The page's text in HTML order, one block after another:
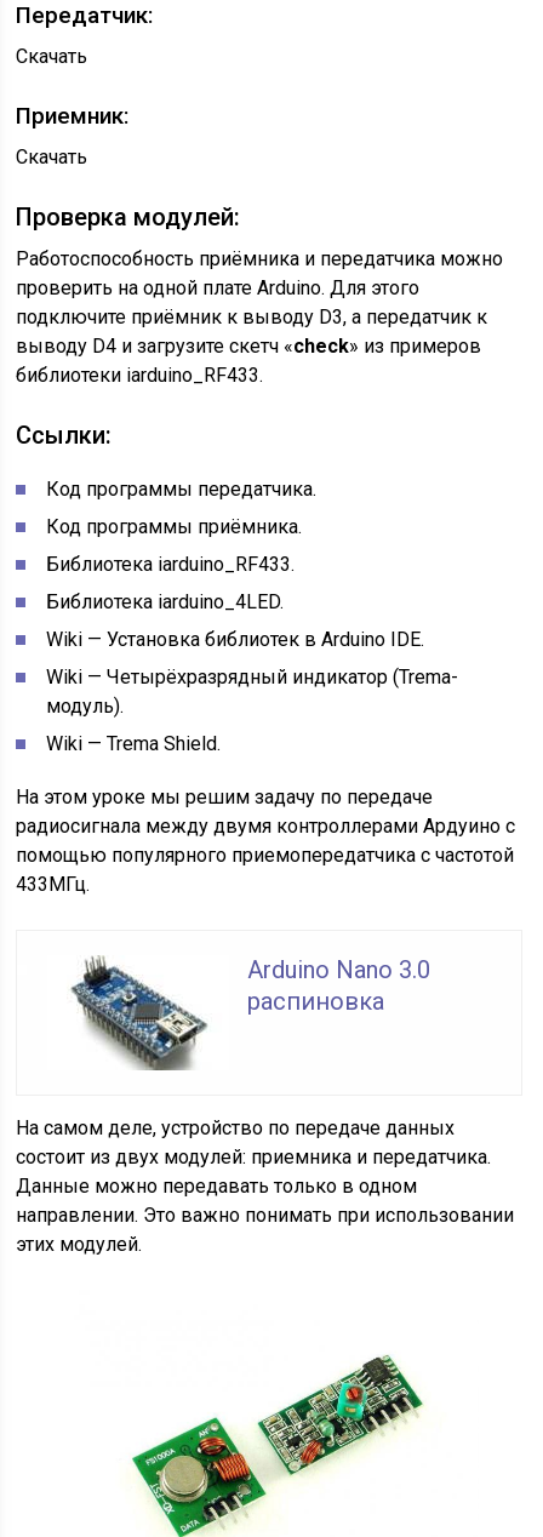
Передатчик:
Скачать
Приемник:
Скачать
Проверка модулей:
Работоспособность приёмника и передатчика можно
проверить на одной плате Arduino. Для этого
подключите приёмник к выводу D3, а передатчик к
выводу D4 и загрузите скетч «check» из примеров
библиотеки iarduino_RF433.
Ссылки:
Код программы передатчика.
Код программы приёмника.
Библиотека iarduino_RF433.
Библиотека iarduino_4LED.
Wiki — Установка библиотек в Arduino IDE.
Wiki — Четырёхразрядный индикатор (Trema-
модуль).
Wiki — Trema Shield.
На этом уроке мы решим задачу по передаче
радиосигнала между двумя контроллерами Ардуино с
помощью популярного приемопередатчика с частотой
433МГц.
Arduino Nano 3.0
распиновка
На самом деле, устройство по передаче данных
состоит из двух модулей: приемника и передатчика.
Данные можно передавать только в одном
направлении. Это важно понимать при использовании
этих модулей.